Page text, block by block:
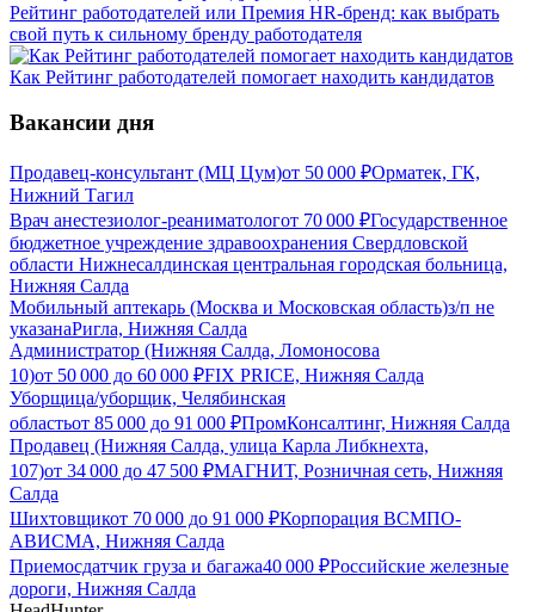
Рейтинг работодателей или Премия HR-бренд: как выбрать
свой путь к сильному бренду работодателя
Как Рейтинг работодателей помогает находить кандидатов
Вакансии дня
Продавец-консультант (МЦ Цум)от 50 000 ₽Орматек, ГК,
Нижний Тагил
Врач анестезиолог-реаниматологот 70 000 ₽Государственное
бюджетное учреждение здравоохранения Свердловской
области Нижнесалдинская центральная городская больница,
Нижняя Салда
Мобильный аптекарь (Москва и Московская область)з/п не
указанаРигла, Нижняя Салда
Администратор (Нижняя Салда, Ломоносова
10)от 50 000 до 60 000 ₽FIX PRICE, Нижняя Салда
Уборщица/уборщик, Челябинская
областьот 85 000 до 91 000 ₽ПромКонсалтинг, Нижняя Салда
Продавец (Нижняя Салда, улица Карла Либкнехта,
107)от 34 000 до 47 500 ₽МАГНИТ, Розничная сеть, Нижняя
Салда
Шихтовщикот 70 000 до 91 000 ₽Корпорация ВСМПО-
АВИСМА, Нижняя Салда
Приемосдатчик груза и багажа40 000 ₽Российские железные
дороги, Нижняя Салда